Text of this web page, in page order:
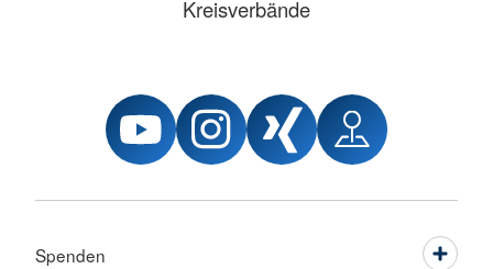
Kreisverbände
Spenden